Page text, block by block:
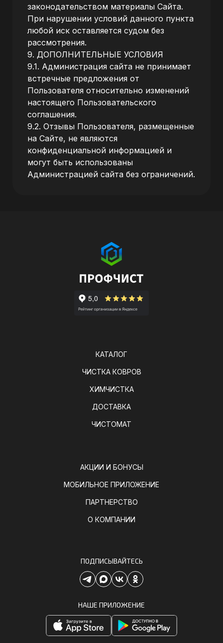
законодательством материалы Сайта.
При нарушении условий данного пункта
любой иск оставляется судом без
рассмотрения.
9. ДОПОЛНИТЕЛЬНЫЕ УСЛОВИЯ
9.1. Администрация сайта не принимает
встречные предложения от
Пользователя относительно изменений
настоящего Пользовательского
соглашения.
9.2. Отзывы Пользователя, размещенные
на Сайте, не являются
конфиденциальной информацией и
могут быть использованы
Администрацией сайта без ограничений.
КАТАЛОГ
ЧИСТКА КОВРОВ
ХИМЧИСТКА
ДОСТАВКА
ЧИСТОМАТ
АКЦИИ И БОНУСЫ
МОБИЛЬНОЕ ПРИЛОЖЕНИЕ
ПАРТНЕРСТВО
О КОМПАНИИ
ПОДПИСЫВАЙТЕСЬ
НАШЕ ПРИЛОЖЕНИЕ